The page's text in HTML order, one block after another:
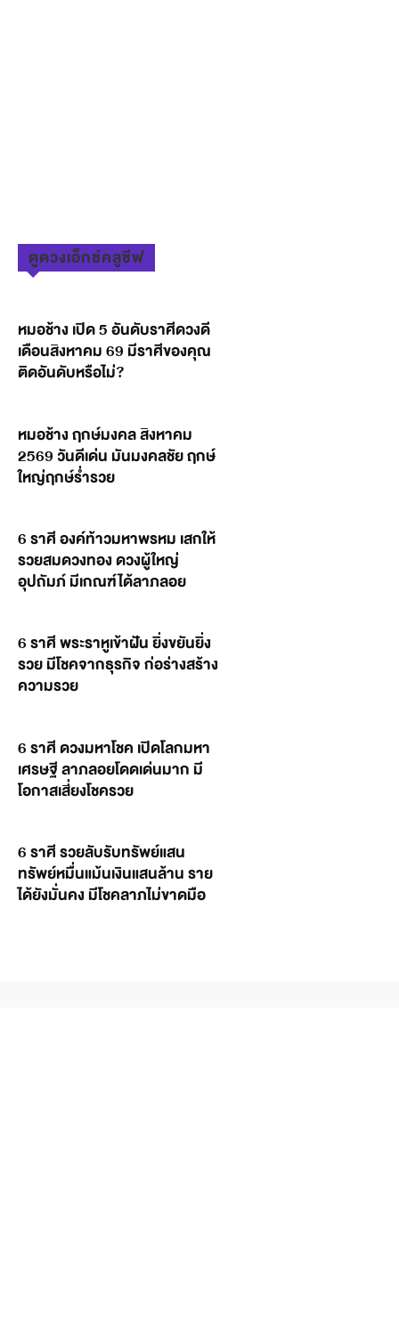
ดูดวงเอ็กซ์คลูซีฟ
หมอช้าง เปิด 5 อันดับราศีดวงดี
เดือนสิงหาคม 69 มีราศีของคุณ
ติดอันดับหรือไม่?
หมอช้าง ฤกษ์มงคล สิงหาคม
2569 วันดีเด่น มันมงคลชัย ฤกษ์
ใหญ่ฤกษ์ร่ำรวย
6 ราศี องค์ท้าวมหาพรหม เสกให้
รวยสมดวงทอง ดวงผู้ใหญ่
อุปถัมภ์ มีเกณฑ์ได้ลาภลอย
6 ราศี พระราหูเข้าฝัน ยิ่งขยันยิ่ง
รวย มีโชคจากธุรกิจ ก่อร่างสร้าง
ความรวย
6 ราศี ดวงมหาโชค เปิดโลกมหา
เศรษฐี ลาภลอยโดดเด่นมาก มี
โอกาสเสี่ยงโชครวย
6 ราศี รวยลับรับทรัพย์แสน
ทรัพย์หมื่นแม้นเงินแสนล้าน ราย
ได้ยังมั่นคง มีโชคลาภไม่ขาดมือ